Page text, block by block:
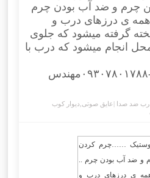
چرم و ضد آب بودن چرم
ی درزهای درب و
گرفته میشود که جلوی
انجام میشود که درب با
میشود.۰۹۱۹۶۳۷۵۸۰۰-۰۹۳۰۷۸۰۱۷۸۸مهندس
ضد صدا |عایق صوتی دیوار کوب